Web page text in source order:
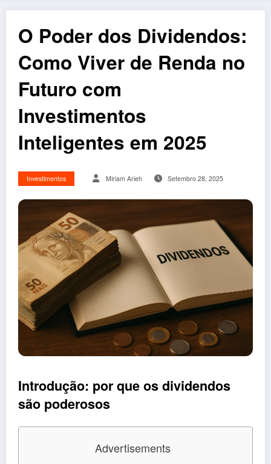
O Poder dos Dividendos:
Como Viver de Renda no
Futuro com
Investimentos
Inteligentes em 2025
Investimentos Miriam Arieh Setembro 28, 2025
Introdução: por que os dividendos
são poderosos
Advertisements